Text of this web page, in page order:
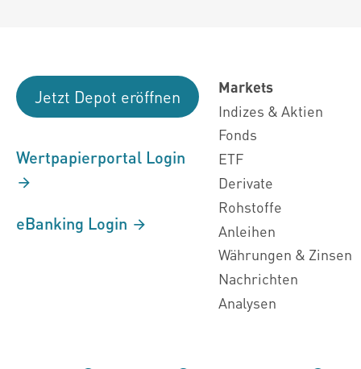
Jetzt Depot eröffnen
Wertpapierportal Login
eBanking Login
Markets
Indizes & Aktien
Fonds
ETF
Derivate
Rohstoffe
Anleihen
Währungen & Zinsen
Nachrichten
Analysen